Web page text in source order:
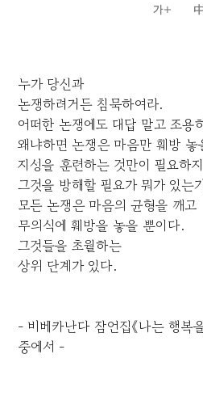
누가 당신과
논쟁하려거든 침묵하여라.
어떠한 논쟁에도 대답 말고 조용
왜냐하면 논쟁은 마음만 훼방 놓
지성을 훈련하는 것만이 필요하
그것을 방해할 필요가 뭐가 있는
모든 논쟁은 마음의 균형을 깨고
무의식에 훼방을 놓을 뿐이다.
그것들을 초월하는
상위 단계가 있다.
- 비베카난다 잠언집《나는 행복
중에서 -